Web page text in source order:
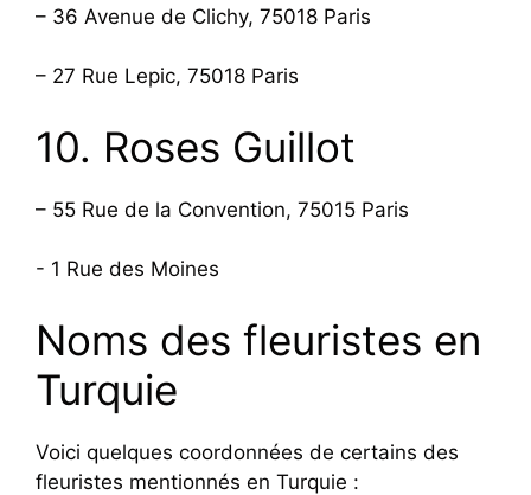
– 36 Avenue de Clichy, 75018 Paris
– 27 Rue Lepic, 75018 Paris
10. Roses Guillot
– 55 Rue de la Convention, 75015 Paris
- 1 Rue des Moines
Noms des fleuristes en
Turquie
Voici quelques coordonnées de certains des
fleuristes mentionnés en Turquie :